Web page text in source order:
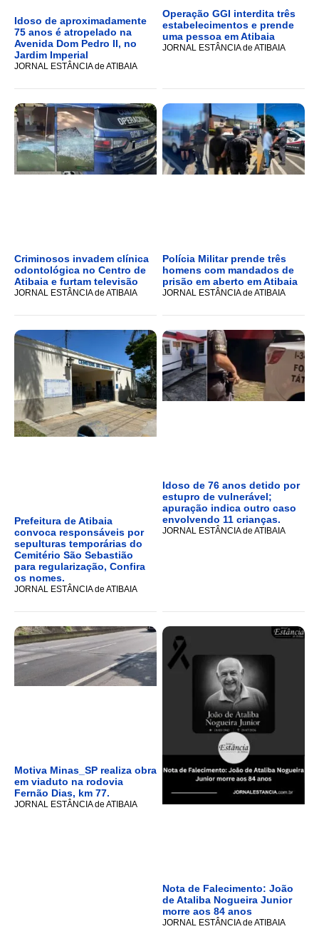
Idoso de aproximadamente
75 anos é atropelado na
Avenida Dom Pedro II, no
Jardim Imperial
JORNAL ESTÂNCIA de ATIBAIA
Operação GGI interdita três
estabelecimentos e prende
uma pessoa em Atibaia
JORNAL ESTÂNCIA de ATIBAIA
Criminosos invadem clínica
odontológica no Centro de
Atibaia e furtam televisão
JORNAL ESTÂNCIA de ATIBAIA
Polícia Militar prende três
homens com mandados de
prisão em aberto em Atibaia
JORNAL ESTÂNCIA de ATIBAIA
Prefeitura de Atibaia
convoca responsáveis por
sepulturas temporárias do
Cemitério São Sebastião
para regularização, Confira
os nomes.
JORNAL ESTÂNCIA de ATIBAIA
Idoso de 76 anos detido por
estupro de vulnerável;
apuração indica outro caso
envolvendo 11 crianças.
JORNAL ESTÂNCIA de ATIBAIA
Motiva Minas_SP realiza obra
em viaduto na rodovia
Fernão Dias, km 77.
JORNAL ESTÂNCIA de ATIBAIA
Nota de Falecimento: João
de Ataliba Nogueira Junior
morre aos 84 anos
JORNAL ESTÂNCIA de ATIBAIA